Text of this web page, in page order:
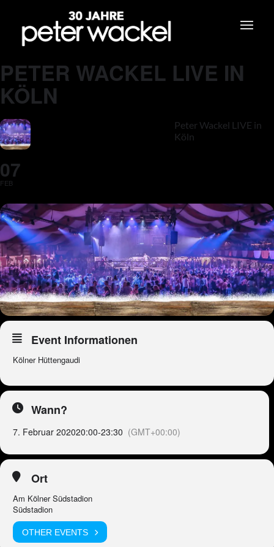
PETER WACKEL LIVE IN
KÖLN
07
FEB
Peter Wackel LIVE in
Köln
Event Informationen
Kölner Hüttengaudi
Wann?
7. Februar 202020:00-23:30 (GMT+00:00)
Ort
Am Kölner Südstadion
Südstadion
OTHER EVENTS